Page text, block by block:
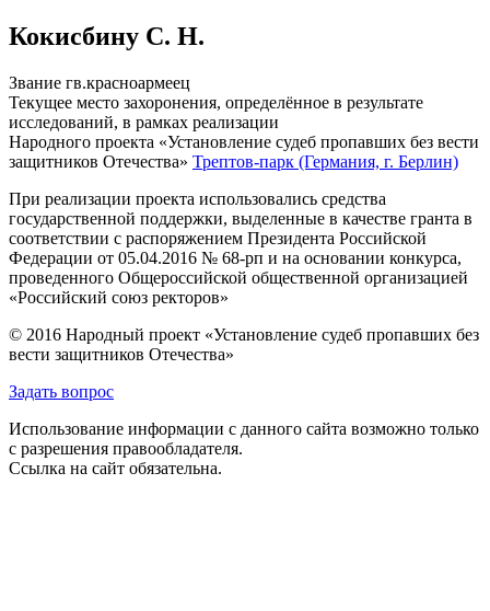
Кокисбину С. Н.
Звание гв.красноармеец
Текущее место захоронения, определённое в результате
исследований, в рамках реализации
Народного проекта «Установление судеб пропавших без вести
защитников Отечества» Трептов-парк (Германия, г. Берлин)
При реализации проекта использовались средства
государственной поддержки, выделенные в качестве гранта в
соответствии с распоряжением Президента Российской
Федерации от 05.04.2016 № 68-рп и на основании конкурса,
проведенного Общероссийской общественной организацией
«Российский союз ректоров»
© 2016 Народный проект «Установление судеб пропавших без
вести защитников Отечества»
Задать вопрос
Использование информации с данного сайта возможно только
с разрешения правообладателя.
Ссылка на сайт обязательна.